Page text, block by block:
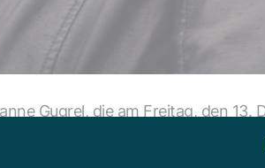
Gugrel, die am Freitag, den 13.
unermüdlichem Engagement und